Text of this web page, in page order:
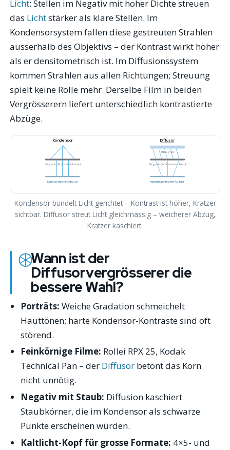
Licht: Stellen im Negativ mit hoher Dichte streuen
das Lichtstärker als klare Stellen. Im
Kondensorsystem fallen diese gestreuten Strahlen
ausserhalb des Objektivs – der Kontrast wirkt höher
als er densitometrisch ist. Im Diffusionssystem
kommen Strahlen aus allen Richtungen; Streuung
spielt keine Rolle mehr. Derselbe Film in beiden
Vergrösserern liefert unterschiedlich kontrastierte
Abzüge.
Kondensor
Negativ (Kratzer sichtbar)
kontrastreicher Abzug
Diffusor
Streuglas
Negativ (Kratzer kaschiert)
weicher, tonreicher Abzug
Kondensor bündelt Licht gerichtet – Kontrast ist höher, Kratzer
sichtbar. Diffusor streut Licht gleichmässig – weicherer Abzug,
Kratzer kaschiert.
Wann ist der
Diffusorvergrösserer die
bessere Wahl?
Porträts: Weiche Gradation schmeichelt
Hauttönen; harte Kondensor-Kontraste sind oft
störend.
Feinkörnige Filme: Rollei RPX 25, Kodak
Technical Pan – der Diffusorbetont das Korn
nicht unnötig.
Negativ mit Staub: Diffusion kaschiert
Staubkörner, die im Kondensor als schwarze
Punkte erscheinen würden.
Kaltlicht-Kopf für grosse Formate: 4×5- und